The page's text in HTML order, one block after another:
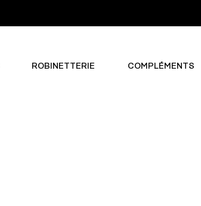
ROBINETTERIE COMPLÉMENTS